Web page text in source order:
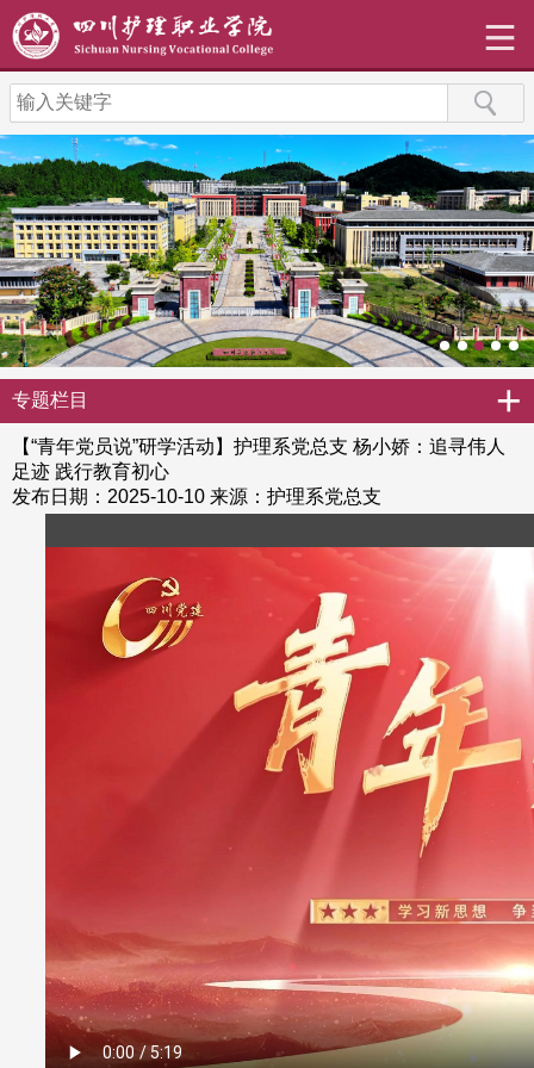
专题栏目 +
【“青年党员说”研学活动】护理系党总支 杨小娇：追寻伟人
足迹 践行教育初心
发布日期：2025-10-10 来源：护理系党总支